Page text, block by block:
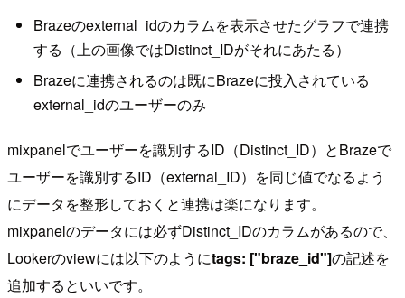
Brazeのexternal_idのカラムを表示させたグラフで連携
する（上の画像ではDistinct_IDがそれにあたる）
Brazeに連携されるのは既にBrazeに投入されている
external_idのユーザーのみ
mixpanelでユーザーを識別するID（Distinct_ID）とBrazeで
ユーザーを識別するID（external_ID）を同じ値でなるよう
にデータを整形しておくと連携は楽になります。
mixpanelのデータには必ずDistinct_IDのカラムがあるので、
Lookerのviewには以下のようにtags: ["braze_id"]の記述を
追加するといいです。